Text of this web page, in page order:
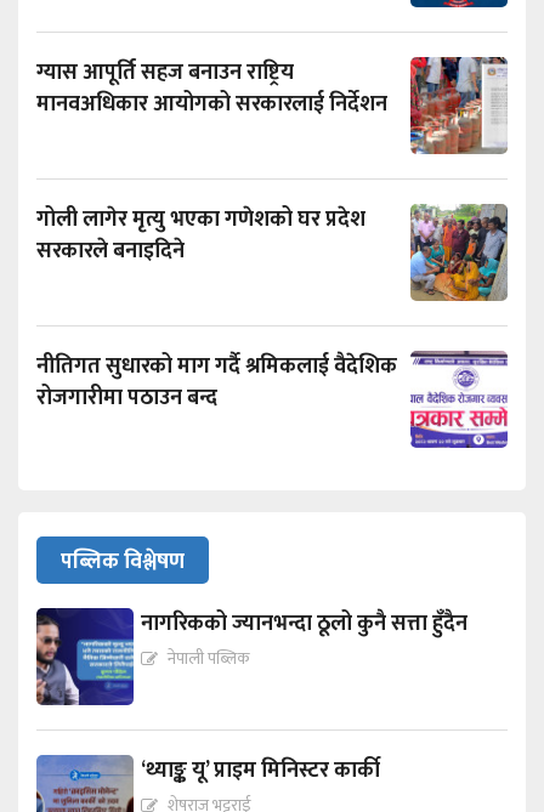
ग्यास आपूर्ति सहज बनाउन राष्ट्रिय
मानवअधिकार आयोगको सरकारलाई निर्देशन
गोली लागेर मृत्यु भएका गणेशको घर प्रदेश
सरकारले बनाइदिने
नीतिगत सुधारको माग गर्दै श्रमिकलाई वैदेशिक
रोजगारीमा पठाउन बन्द
पब्लिक विश्लेषण
नागरिकको ज्यानभन्दा ठूलो कुनै सत्ता हुँदैन
नेपाली पब्लिक
‘थ्याङ्क यू’ प्राइम मिनिस्टर कार्की
शेषराज भट्टराई